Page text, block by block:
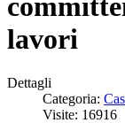
lavori
Dettagli
Categoria:
Visite: 16916